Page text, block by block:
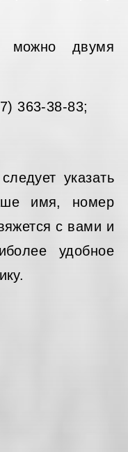
можно двумя
363-38-83;
указать
имя, номер
с вами и
удобное